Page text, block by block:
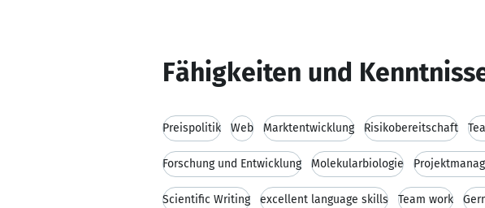
Fähigkeiten und
Preispolitik Web Marktentwicklung Risikobereitschaft
Forschung und Entwicklung Molekularbiologie
Scientific Writing excellent language skills Team work